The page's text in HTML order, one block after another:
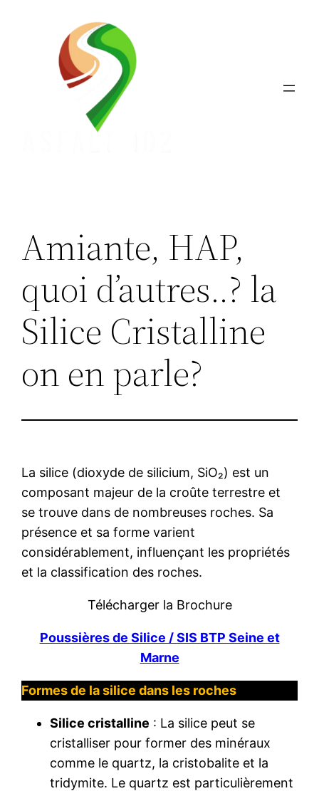
Amiante, HAP,
quoi d’autres..? la
Silice Cristalline
on en parle?
La silice (dioxyde de silicium, SiO₂) est un
composant majeur de la croûte terrestre et
se trouve dans de nombreuses roches. Sa
présence et sa forme varient
considérablement, influençant les propriétés
et la classification des roches.
Télécharger la Brochure
Poussières de Silice / SIS BTP Seine et
Marne
Formes de la silice dans les roches
Silice cristalline : La silice peut se
cristalliser pour former des minéraux
comme le quartz, la cristobalite et la
tridymite. Le quartz est particulièrement